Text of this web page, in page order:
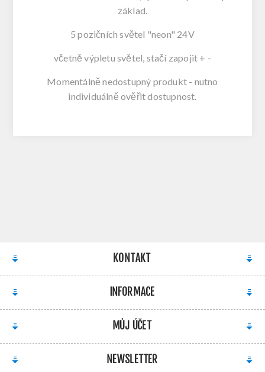
základ.
5 pozičních světel "neon" 24V
včetně výpletu světel, stačí zapojit + -
Momentálně nedostupný produkt - nutno
individuálně ověřit dostupnost.
KONTAKT
INFORMACE
MŮJ ÚČET
NEWSLETTER